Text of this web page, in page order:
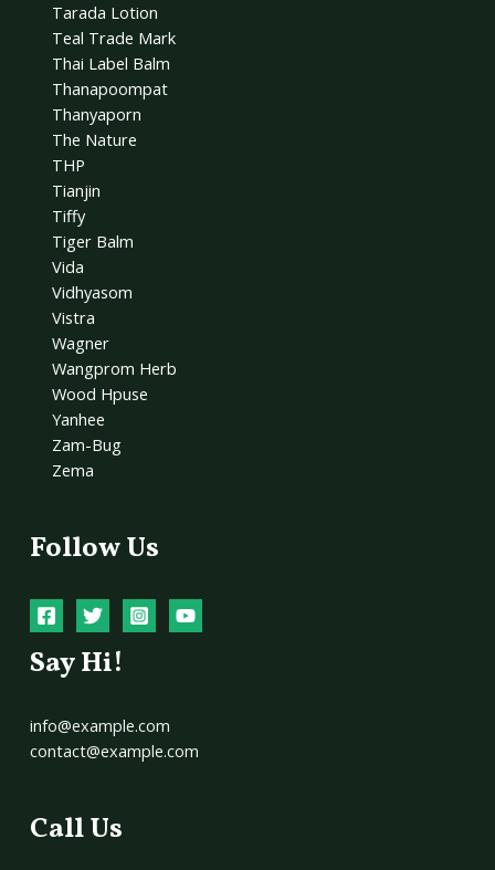
Tarada Lotion
Teal Trade Mark
Thai Label Balm
Thanapoompat
Thanyaporn
The Nature
THP
Tianjin
Tiffy
Tiger Balm
Vida
Vidhyasom
Vistra
Wagner
Wangprom Herb
Wood Hpuse
Yanhee
Zam-Bug
Zema
Follow Us
Say Hi!
info@example.com
contact@example.com
Call Us